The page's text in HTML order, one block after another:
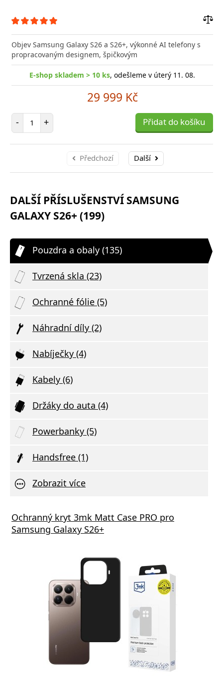
Objev Samsung Galaxy S26 a S26+, výkonné AI telefony s
propracovaným designem, špičkovým
E-shop skladem > 10 ks, odešleme v úterý 11. 08.
29 999 Kč
- Počet položek
+ Přidat do košíku
Předchozí Další
DALŠÍ PŘÍSLUŠENSTVÍ SAMSUNG
GALAXY S26+ (199)
Pouzdra a obaly (135)
Tvrzená skla (23)
Ochranné fólie (5)
Náhradní díly (2)
Nabíječky (4)
Kabely (6)
Držáky do auta (4)
Powerbanky (5)
Handsfree (1)
Zobrazit více
Ochranný kryt 3mk Matt Case PRO pro
Samsung Galaxy S26+